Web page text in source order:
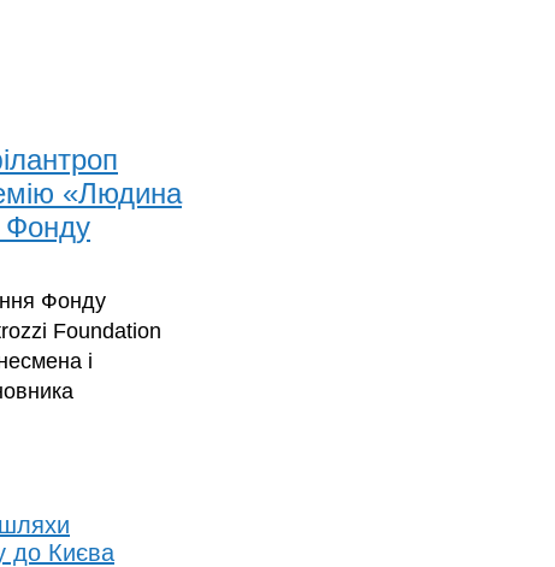
«Людина
Фонду
Фонду
Foundation
і
до Києва